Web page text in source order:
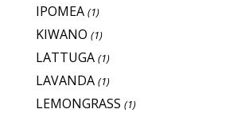
IPOMEA (1)
KIWANO (1)
LATTUGA (1)
LAVANDA (1)
LEMONGRASS (1)